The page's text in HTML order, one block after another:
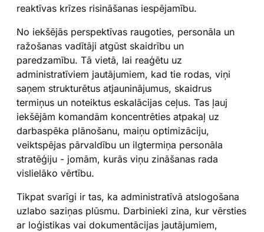
reaktīvas krīzes risināšanas iespējamību.
No iekšējās perspektīvas raugoties, personāla un
ražošanas vadītāji atgūst skaidrību un
paredzamību. Tā vietā, lai reaģētu uz
administratīviem jautājumiem, kad tie rodas, viņi
saņem strukturētus atjauninājumus, skaidrus
termiņus un noteiktus eskalācijas ceļus. Tas ļauj
iekšējām komandām koncentrēties atpakaļ uz
darbaspēka plānošanu, maiņu optimizāciju,
veiktspējas pārvaldību un ilgtermiņa personāla
stratēģiju - jomām, kurās viņu zināšanas rada
vislielāko vērtību.
Tikpat svarīgi ir tas, ka administratīvā atslogošana
uzlabo saziņas plūsmu. Darbinieki zina, kur vērsties
ar loģistikas vai dokumentācijas jautājumiem,